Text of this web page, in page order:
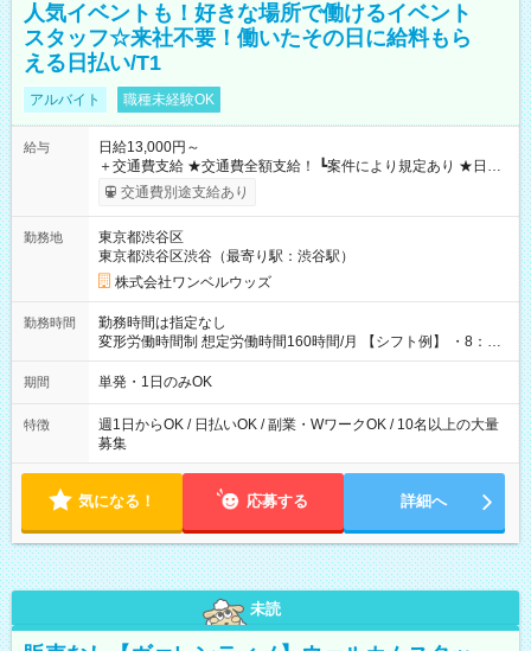
人気イベントも！好きな場所で働けるイベント
スタッフ☆来社不要！働いたその日に給料もら
える日払い/T1
アルバイト 職種未経験OK
給与
日給13,000円～
＋交通費支給 ★交通費全額支給！ ┗案件により規定あり ★日払
いOK！（規定あり） ┗働いたその日に現金GET♪ お仕事後はコ
ンビニATMから 日払い分を引き落とせます！ 【試用期間】試
交通費別途支給あり
勤務地
東京都渋谷区
東京都渋谷区渋谷（最寄り駅：渋谷駅）
株式会社ワンベルウッズ
勤務時間
勤務時間は指定なし
変形労働時間制 想定労働時間160時間/月 【シフト例】 ・8：00
～21：00
期間 単発・1日のみOK
特徴
週1日からOK / 日払いOK / 副業・WワークOK / 10名以上の大量
募集
気になる！ 応募する 詳細へ
未読